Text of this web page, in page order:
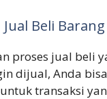
Beli
proses jual beli
dijual, Anda
untuk transaksi